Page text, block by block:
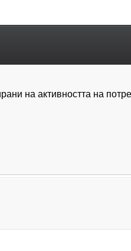
на активността на